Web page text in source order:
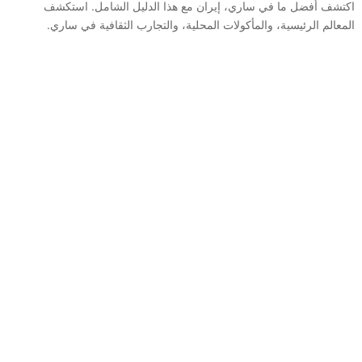
اكتشف أفضل ما في ساري، إيران مع هذا الدليل الشامل. استكشف
المعالم الرئيسية، والمأكولات المحلية، والتجارب الثقافية في ساري.